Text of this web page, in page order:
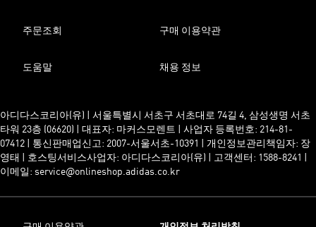
주문조회 구매 이용약관
도움말 채용 정보
아디다스코리아(유) | 서울특별시 서초구 서초대로 74길 4, 삼성생명 서초
타워 23층 (06620) | 대표자: 마커스모렌트 | 사업자 등록번호: 214-81-
07412 | 통신판매업신고: 2007-서울서초-10391 | 개인정보관리책임자: 장
영태 | 호스팅서비스사업자: 아디다스코리아(유) | 고객센터: 1588-8241 |
이메일: service@onlineshop.adidas.co.kr